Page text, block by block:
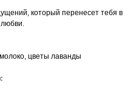
который перенесет тебя в
цветы лаванды